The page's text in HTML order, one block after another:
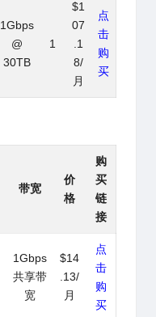
1Gbps
@
30TB
1
$1
07
.1
8/
月
点
击
购
买
带宽
价
格
购
买
链
接
1Gbps
共享带
宽
$14
.13/
月
点
击
购
买